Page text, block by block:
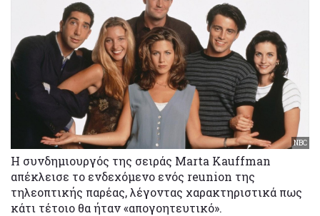
NBC
Η συνδημιουργός της σειράς Marta Kauffman
απέκλεισε το ενδεχόμενο ενός reunion της
τηλεοπτικής παρέας, λέγοντας χαρακτηριστικά πως
κάτι τέτοιο θα ήταν «απογοητευτικό».